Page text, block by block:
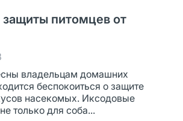
питомцев от
владельцам домашних
беспокоиться о защите
насекомых. Иксодовые
только для соба...